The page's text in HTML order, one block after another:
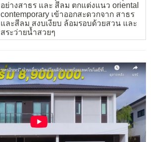
อย่างสาธร และ สีลม ตกแต่งแนว oriental
contemporary เข้าออกสะดวกจาก สาธร
และสีลม สงบเงียบ ล้อมรอบด้วยสวน และ
สระว่ายน้ำสวยๆ